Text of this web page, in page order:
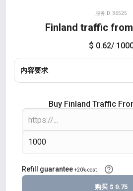
服务ID: 36525
Finland traffic
$ 0.62/
内容要求
Buy Finland Traffic
Refill guarantee +20% cost
购买 $ 0.75